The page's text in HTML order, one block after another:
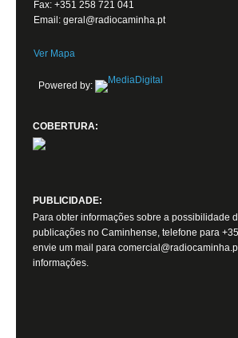
Fax: +351 258 721 041
Email: geral@radiocaminha.pt
Ver Mapa
Powered by:
COBERTURA:
PUBLICIDADE:
Para obter informações sobre a possibilidade
publicações no Caminhense, telefone para
envie um mail para
informações.